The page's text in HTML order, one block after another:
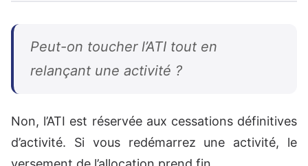
Peut-on toucher l’ATI tout en
relançant une activité ?
Non, l’ATI est réservée aux cessations définitives
d’activité. Si vous redémarrez une activité, le